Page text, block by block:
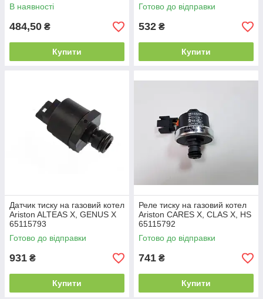
В наявності
484,50 ₴
Купити
Готово до відправки
532 ₴
Купити
Датчик тиску на газовий котел
Ariston ALTEAS X, GENUS X
65115793
Готово до відправки
931 ₴
Купити
Реле тиску на газовий котел
Ariston CARES X, CLAS X, HS
65115792
Готово до відправки
741 ₴
Купити